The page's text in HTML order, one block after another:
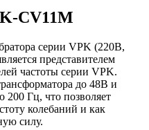
CV11M
серии VPK (220В,
представителем
частоты серии VPK.
до 48В и
200 Гц, что позволяет
колебаний и как
силу.